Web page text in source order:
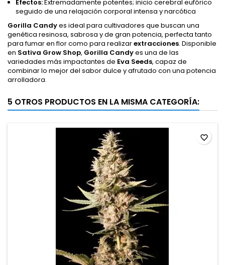
Efectos:Extremadamente potentes; inicio cerebral eufórico
seguido de una relajación corporal intensa y narcótica
Gorilla Candyes ideal para cultivadores que buscan una
genética resinosa, sabrosa y de gran potencia, perfecta tanto
para fumar en flor como para realizarextracciones. Disponible
en Sativa Grow Shop, Gorilla Candyes una de las
variedades más impactantes de Eva Seeds, capaz de
combinar lo mejor del sabor dulce y afrutado con una potencia
arrolladora.
5 OTROS PRODUCTOS EN LA MISMA CATEGORÍA:
favorite_border